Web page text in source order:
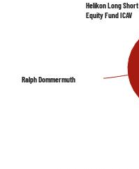
Ralph Dommermuth
Ralph Dommermuth
Helikon Long Short
Equity Fund ICAV
Helikon Long Short
Equity Fund ICAV